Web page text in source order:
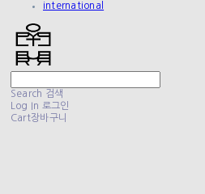
international
Search 검색
Log In 로그인
Cart장바구니